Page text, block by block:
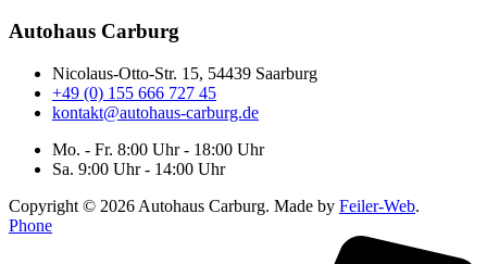
Autohaus Carburg
Nicolaus-Otto-Str. 15, 54439 Saarburg
+49 (0) 155 666 727 45
kontakt@autohaus-carburg.de
Mo. - Fr. 8:00 Uhr - 18:00 Uhr
Sa. 9:00 Uhr - 14:00 Uhr
Copyright © 2026 Autohaus Carburg. Made by Feiler-Web.
Phone